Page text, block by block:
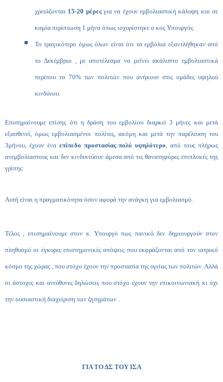
χρειάζονται 15-20 μέρεςγια να έχουν εμβολιαστική κάλυψη και σε
καμία περίπτωση 1 μήνα όπως ισχυρίστηκε ο κος Υπουργός.
Το τραγικότερο όμως όλων είναι ότι τα εμβόλια εξαντλήθηκαν από
το Δεκέμβριο , με αποτέλεσμα να μείνει ακάλυπτο εμβολιαστικά
περίπου το 70% των πολιτών που ανήκουν στις ομάδες υψηλού
κινδύνου.
Επισημαίνουμε επίσης ότι η δράση του εμβολίου διαρκεί 3 μήνες και μετά
εξασθενεί, όμως εμβολιασμένοι πολίτες, ακόμη και μετά την παρέλευση του
3μήνου, έχουν ένα επίπεδο προστασίας πολύ υψηλότερο, από τους πλήρως
ανεμβολίαστους και δεν κινδυνεύουν άμεσα από τις θανατηφόρες επιπλοκές της
γρίπης
Αυτή είναι η πραγματικότητα όσον αφορά την ανάγκη για εμβολιασμό.
Τέλος , επισημαίνουμε στον κ. Υπουργό πως πανικό δεν δημιουργούν στον
πληθυσμό οι έγκυρες επιστημονικές απόψεις που εκφράζονται από τον ιατρικό
κόσμο της χώρας , που στόχο έχουν την προστασία της υγείας των πολιτών. Αλλά
οι άστοχες και ανεύθυνες δηλώσεις που στόχο έχουν την επικοινωνιακή κι όχι
την ουσιαστική διαχείριση των ζητημάτων .
ΓΙΑ ΤΟ ΔΣ ΤΟΥ ΙΣΑ